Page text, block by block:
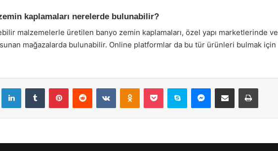
kaplamaları nerelerde bulunabilir?
malzemelerle üretilen banyo zemin kaplamaları, özel yapı marketlerinde ve
mağazalarda bulunabilir. Online platformlar da bu tür ürünleri bulmak için
LinkedInTumblr PinterestReddit VKontakteOdnoklassniki
Pocket Skype Messenger
E-Posta ile paylaş Yazdır